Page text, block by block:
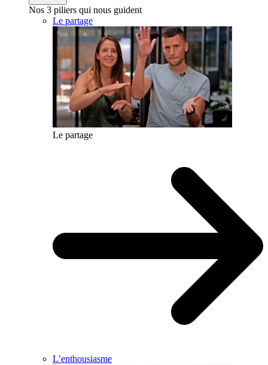
Nos 3 piliers qui nous guident
Le partage
Le partage
L’enthousiasme